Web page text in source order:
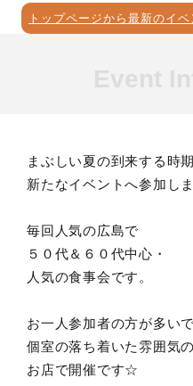
トップページから最新のイ
まぶしい夏の到来する時
新たなイベントへ参加し
毎回人気の広島で
５０代＆６０代中心・
人気の食事会です。
お一人参加者の方が多いで
個室の落ち着いた雰囲気
お店で開催です☆